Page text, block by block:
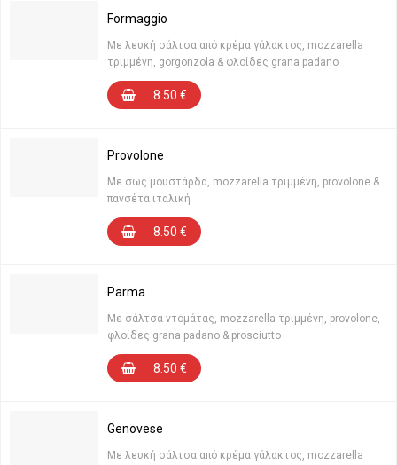
Formaggio
Με λευκή σάλτσα από κρέμα γάλακτος, mozzarella
τριμμένη, gorgonzola & φλοίδες grana padano
8.50 €
Provolone
Με σως μουστάρδα, mozzarella τριμμένη, provolone &
πανσέτα ιταλική
8.50 €
Parma
Με σάλτσα ντομάτας, mozzarella τριμμένη, provolone,
φλοίδες grana padano & prosciutto
8.50 €
Genovese
Με λευκή σάλτσα από κρέμα γάλακτος, mozzarella